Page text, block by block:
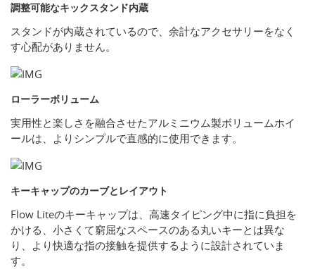
調整可能なキックスタンド内蔵
スタンドが内蔵されているので、余計なアクセサリーをなく
す心配がありません。
ローラーボリューム
実用性と楽しさを融合させたアルミニウム製ボリュームホイ
ールは、よりシンプルで直感的に使用できます。
キーキャップのカーブとレイアウト
Flow Liteのキーキャップは、高速タイピング中に指に負担を
かける、小さくて窮屈なスペースのある丸いキーとは異な
り、より快適な指の接触を提供するように設計されていま
す。